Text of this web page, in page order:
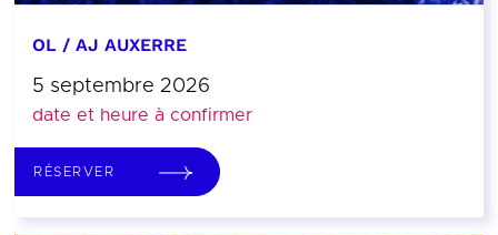
OL / AJ AUXERRE
5 septembre 2026
date et heure à confirmer
RÉSERVER